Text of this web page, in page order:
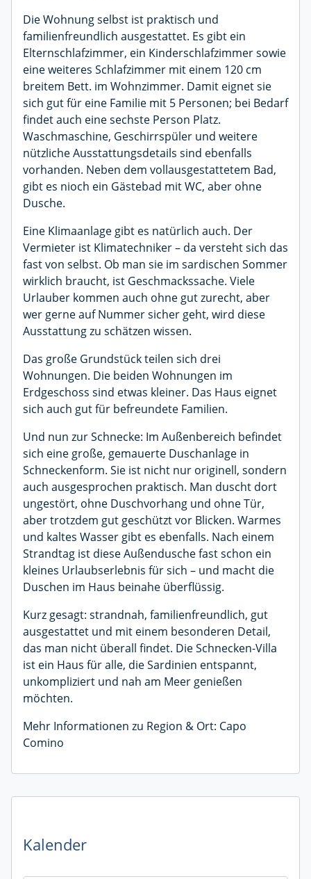
Die Wohnung selbst ist praktisch und
familienfreundlich ausgestattet. Es gibt ein
Elternschlafzimmer, ein Kinderschlafzimmer sowie
eine weiteres Schlafzimmer mit einem 120 cm
breitem Bett. im Wohnzimmer. Damit eignet sie
sich gut für eine Familie mit 5 Personen; bei Bedarf
findet auch eine sechste Person Platz.
Waschmaschine, Geschirrspüler und weitere
nützliche Ausstattungsdetails sind ebenfalls
vorhanden. Neben dem vollausgestattetem Bad,
gibt es nioch ein Gästebad mit WC, aber ohne
Dusche.
Eine Klimaanlage gibt es natürlich auch. Der
Vermieter ist Klimatechniker – da versteht sich das
fast von selbst. Ob man sie im sardischen Sommer
wirklich braucht, ist Geschmackssache. Viele
Urlauber kommen auch ohne gut zurecht, aber
wer gerne auf Nummer sicher geht, wird diese
Ausstattung zu schätzen wissen.
Das große Grundstück teilen sich drei
Wohnungen. Die beiden Wohnungen im
Erdgeschoss sind etwas kleiner. Das Haus eignet
sich auch gut für befreundete Familien.
Und nun zur Schnecke: Im Außenbereich befindet
sich eine große, gemauerte Duschanlage in
Schneckenform. Sie ist nicht nur originell, sondern
auch ausgesprochen praktisch. Man duscht dort
ungestört, ohne Duschvorhang und ohne Tür,
aber trotzdem gut geschützt vor Blicken. Warmes
und kaltes Wasser gibt es ebenfalls. Nach einem
Strandtag ist diese Außendusche fast schon ein
kleines Urlaubserlebnis für sich – und macht die
Duschen im Haus beinahe überflüssig.
Kurz gesagt: strandnah, familienfreundlich, gut
ausgestattet und mit einem besonderen Detail,
das man nicht überall findet. Die Schnecken-Villa
ist ein Haus für alle, die Sardinien entspannt,
unkompliziert und nah am Meer genießen
möchten.
Mehr Informationen zu Region & Ort: Capo
Comino
Kalender